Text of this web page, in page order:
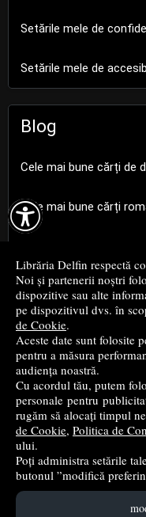

Librăria Delfin respectă
Noi și partenerii noștri
dispozitive sau alte
pe dispozitivul dvs. în
de Cookie.
Aceste date sunt folosite
pentru a măsura
audiența noastră.
Cu acordul tău, putem
personale pentru
rugăm să alocați timpul
de Cookie, Politica de
ului.
Poți administra setările
butonul ”modifică
Setările mele de
Setările mele de
Blog
Cele mai bune cărți de
Cele mai bune cărți
Cele mai bune cărți de
Top cărți beletristică
...toate știrile
© 2004 -
Magazin